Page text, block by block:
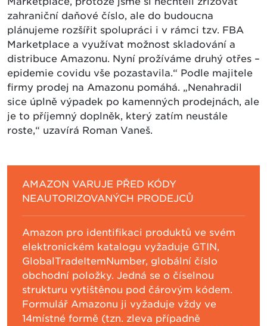
zahraniční daňové číslo, ale do budoucna
plánujeme rozšířit spolupráci i v rámci tzv. FBA
Marketplace a využívat možnost skladování a
distribuce Amazonu. Nyní prožíváme druhý otřes –
epidemie covidu vše pozastavila.“ Podle majitele
firmy prodej na Amazonu pomáhá. „Nenahradil
sice úplně výpadek po kamenných prodejnách, ale
je to příjemný doplněk, který zatím neustále
roste,“ uzavírá Roman Vaneš.
AMAZON VARUJE PŘED KÓDY
NEAUTORIZOVANÝCH PRODEJCŮ
Amazon pro identifikaci produktů ve svém
elektronickém katalogu vyžaduje GTIN,
GlobalTradeItemNumber, globální číslo
obchodní položky. Jedná se o číselnou
strukturu vytištěnou pod čárovým kódem.
Formulář Amazonu ji vyžaduje vždy ve
14místné formě (tzn. zleva případně